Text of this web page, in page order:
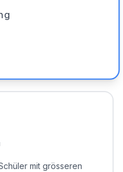
mit grösseren